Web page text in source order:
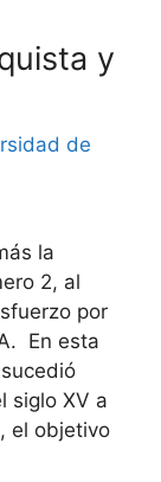
y
de
la
2, al
por
En esta
siglo XV a
el objetivo